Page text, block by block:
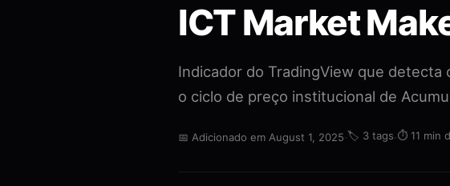
ICT Market
Indicador do TradingView que
o ciclo de preço institucional de
📅 Adicionado em August 1, 2025·🏷️ 3 tags·⏱️ 11 min